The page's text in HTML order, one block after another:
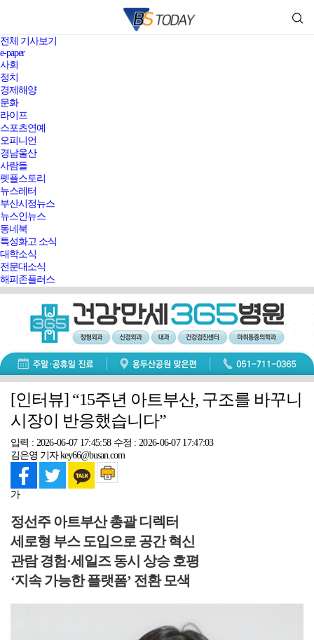
전체 기사보기
e-paper
사회
정치
경제해양
문화
라이프
스포츠연예
오피니언
경남울산
사람들
펫플스토리
뉴스레터
부산시정뉴스
뉴스인뉴스
동네북
특성화고 소식
대학소식
전문대소식
해피존플러스
[인터뷰] “15주년 아트부산, 구조를 바꾸니
시장이 반응했습니다”
입력 : 2026-06-07 17:45:58 수정 : 2026-06-07 17:47:03
김은영 기자 key66@busan.com
가
정선주 아트부산 총괄 디렉터
세로형 부스 도입으로 공간 혁신
관람 경험·세일즈 동시 상승 호평
‘지속 가능한 플랫폼’ 전환 모색